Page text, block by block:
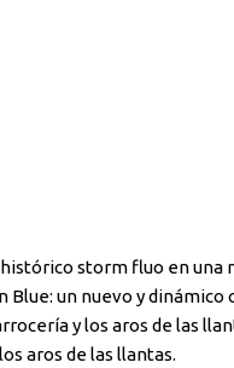
storm fluo en una
Blue: un nuevo y dinámico
y los aros de las
aros de las llantas.